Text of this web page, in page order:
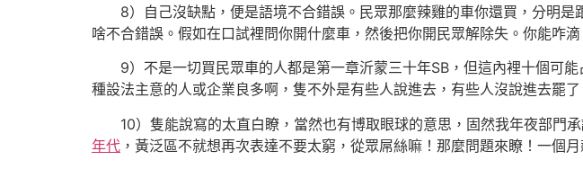
8）自己沒缺點，便是語境不合錯誤。民眾那麼辣雞的車你還買，分明是
啥不合錯誤。假如在口試裡問你開什麼車，然後把你開民眾解除失。你能咋滴
9）不是一切買民眾車的人都是第一章沂蒙三十年SB，但這內裡十個可能
種設法主意的人或企業良多啊，隻不外是有些人說進去，有些人沒說進去罷了
10）隻能說寫的太直白瞭，當然也有博取眼球的意思，固然我年夜部門
年代 ，黃泛區不就想再次表達不要太窮，從眾屌絲嘛！那麼問題來瞭！一個